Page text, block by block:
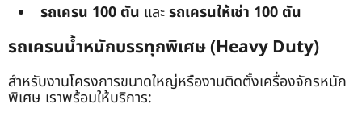
รถเครน 100 ตัน และรถเครนให้เช่า 100 ตัน
รถเครนน้ำหนักบรรทุกพิเศษ (Heavy Duty)
สำหรับงานโครงการขนาดใหญ่หรืองานติดตั้งเครื่องจักรหนัก
พิเศษ เราพร้อมให้บริการ: